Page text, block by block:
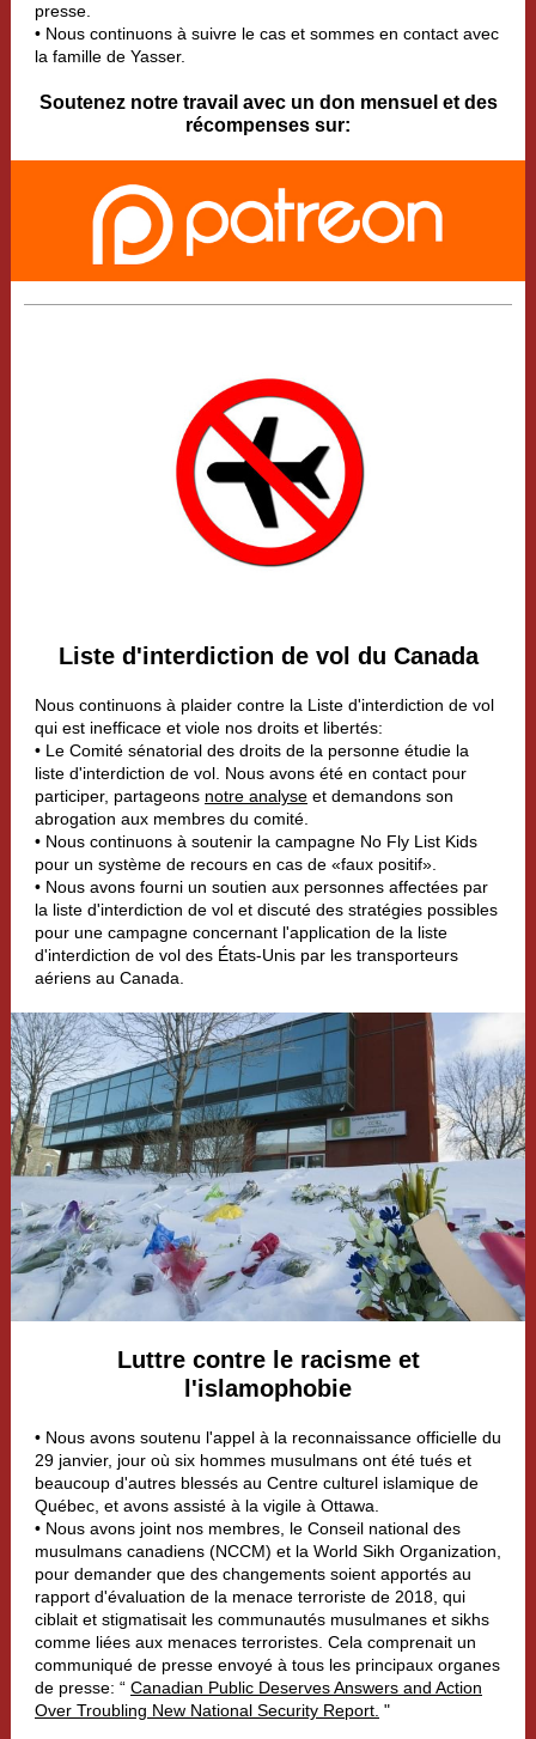
presse.
• Nous continuons à suivre le cas et sommes en contact avec
la famille de Yasser.
Soutenez notre travail avec un don mensuel et des
récompenses sur:
Liste d'interdiction de vol du Canada
Nous continuons à plaider contre la Liste d'interdiction de vol
qui est inefficace et viole nos droits et libertés:
• Le Comité sénatorial des droits de la personne étudie la
liste d'interdiction de vol. Nous avons été en contact pour
participer, partageons notre analyse et demandons son
abrogation aux membres du comité.
• Nous continuons à soutenir la campagne No Fly List Kids
pour un système de recours en cas de «faux positif».
• Nous avons fourni un soutien aux personnes affectées par
la liste d'interdiction de vol et discuté des stratégies possibles
pour une campagne concernant l'application de la liste
d'interdiction de vol des États-Unis par les transporteurs
aériens au Canada.
Luttre contre le racisme et
l'islamophobie
• Nous avons soutenu l'appel à la reconnaissance officielle du
29 janvier, jour où six hommes musulmans ont été tués et
beaucoup d'autres blessés au Centre culturel islamique de
Québec, et avons assisté à la vigile à Ottawa.
• Nous avons joint nos membres, le Conseil national des
musulmans canadiens (NCCM) et la World Sikh Organization,
pour demander que des changements soient apportés au
rapport d'évaluation de la menace terroriste de 2018, qui
ciblait et stigmatisait les communautés musulmanes et sikhs
comme liées aux menaces terroristes. Cela comprenait un
communiqué de presse envoyé à tous les principaux organes
de presse: “ Canadian Public Deserves Answers and Action
Over Troubling New National Security Report. "